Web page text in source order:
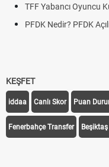
TFF Yabancı Oyuncu
PFDK Nedir? PFDK
KEŞFET
iddaa Canlı Skor Puan
Fenerbahçe Transfer